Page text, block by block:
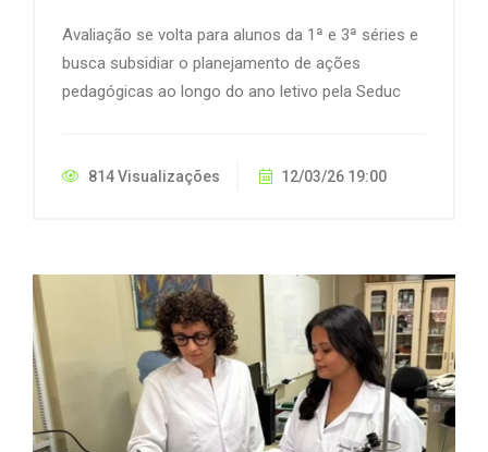
Avaliação se volta para alunos da 1ª e 3ª séries e
busca subsidiar o planejamento de ações
pedagógicas ao longo do ano letivo pela Seduc
814 Visualizações 12/03/26 19:00